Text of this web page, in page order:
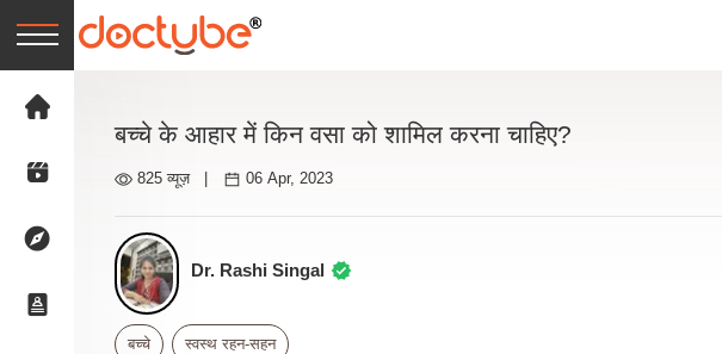
बच्चे के आहार में किन वसा को शामिल करना चाहिए?
825 व्यूज़ 06 Apr, 2023
Dr. Rashi Singal
बच्चे स्वस्थ रहन-सहन